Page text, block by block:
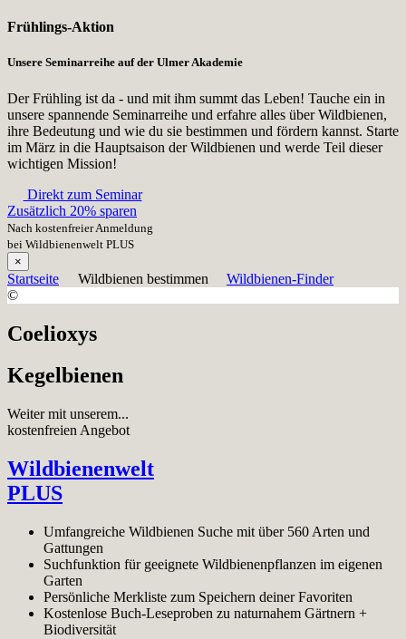
Frühlings-Aktion
Unsere Seminarreihe auf der Ulmer Akademie
Der Frühling ist da - und mit ihm summt das Leben! Tauche ein in
unsere spannende Seminarreihe und erfahre alles über Wildbienen,
ihre Bedeutung und wie du sie bestimmen und fördern kannst. Starte
im März in die Hauptsaison der Wildbienen und werde Teil dieser
wichtigen Mission!
Direkt zum Seminar
Zusätzlich 20% sparen
Nach kostenfreier Anmeldung
bei Wildbienenwelt PLUS
×
Startseite Wildbienen bestimmen
Wildbienen-Finder
©
Coelioxys
Kegelbienen
Weiter mit unserem...
kostenfreien Angebot
Wildbienenwelt
PLUS
Umfangreiche Wildbienen Suche mit über 560 Arten und
Gattungen
Suchfunktion für geeignete Wildbienenpflanzen im eigenen
Garten
Persönliche Merkliste zum Speichern deiner Favoriten
Kostenlose Buch-Leseproben zu naturnahem Gärtnern +
Biodiversität